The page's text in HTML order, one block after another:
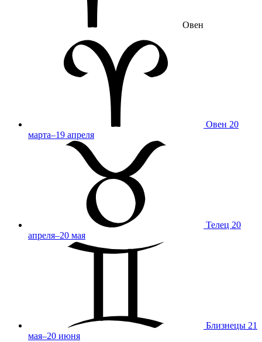
Овен
Овен 20
марта–19 апреля
Телец 20
апреля–20 мая
Близнецы 21
мая–20 июня